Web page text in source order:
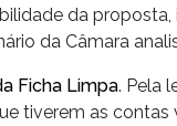
da
da Câmara
Ficha Limpa. Pela
tiverem as